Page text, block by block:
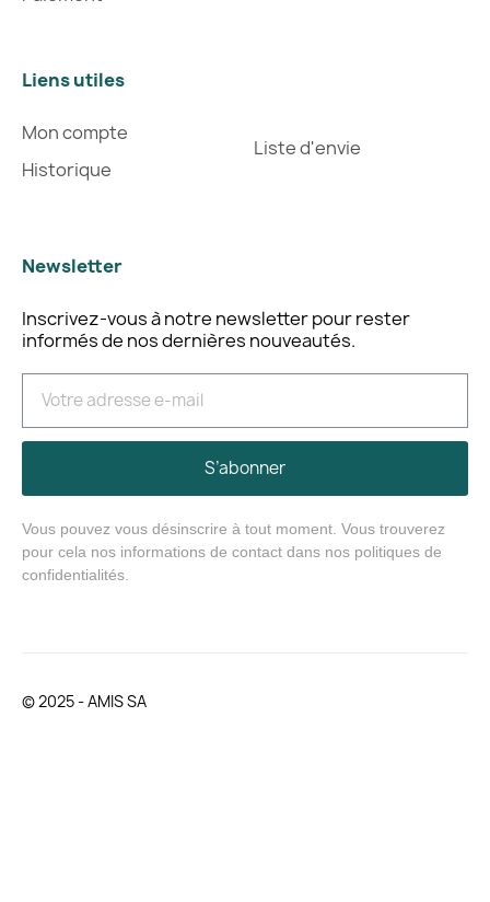
Liens utiles
Mon compte
Historique
Liste d'envie
Newsletter
Inscrivez-vous à notre newsletter pour rester
informés de nos dernières nouveautés.
S’abonner
Vous pouvez vous désinscrire à tout moment. Vous trouverez
pour cela nos informations de contact dans nos politiques de
confidentialités.
© 2025 - AMIS SA